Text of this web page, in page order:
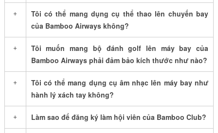
+
Tôi có thể mang dụng cụ thể thao lên chuyến bay
của Bamboo Airways không?
+
Tôi muốn mang bộ đánh golf lên máy bay của
Bamboo Airways phải đảm bảo kích thước như nào?
+
Tôi có thể mang dụng cụ âm nhạc lên máy bay như
hành lý xách tay không?
+ Làm sao để đăng ký làm hội viên của Bamboo Club?